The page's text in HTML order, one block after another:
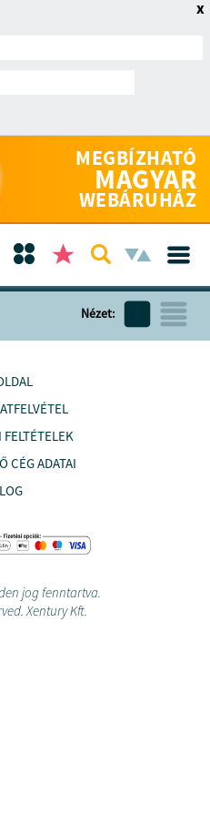
x
MEGBÍZHATÓ
MAGYAR
WEBÁRUHÁZ
Nézet:
FELTÉTELEK
CÉG ADATAI
jog fenntartva.
Xentury Kft.